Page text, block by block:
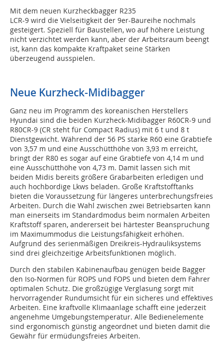
Mit dem neuen Kurzheckbagger R235
LCR-9 wird die Vielseitigkeit der 9er-Baureihe nochmals
gesteigert. Speziell für Baustellen, wo auf höhere Leistung
nicht verzichtet werden kann, aber der Arbeitsraum beengt
ist, kann das kompakte Kraftpaket seine Stärken
überzeugend ausspielen.
Neue Kurzheck-Midibagger
Ganz neu im Programm des koreanischen Herstellers
Hyundai sind die beiden Kurzheck-Midibagger R60CR-9 und
R80CR-9 (CR steht für Compact Radius) mit 6 t und 8 t
Dienstgewicht. Während der 56 PS starke R60 eine Grabtiefe
von 3,57 m und eine Ausschütthöhe von 3,93 m erreicht,
bringt der R80 es sogar auf eine Grabtiefe von 4,14 m und
eine Ausschütthöhe von 4,73 m. Damit lassen sich mit
beiden Midis bereits größere Grabarbeiten erledigen und
auch hochbordige Lkws beladen. Große Kraftstofftanks
bieten die Voraussetzung für längeres unterbrechungsfreies
Arbeiten. Durch die Wahl zwischen zwei Betriebsarten kann
man einerseits im Standardmodus beim normalen Arbeiten
Kraftstoff sparen, andererseit bei härtester Beanspruchung
im Maximummodus die Leistungsfähigkeit erhöhen.
Aufgrund des serienmäßigen Dreikreis-Hydrauliksystems
sind drei gleichzeitige Arbeitsfunktionen möglich.
Durch den stabilen Kabinenaufbau genügen beide Bagger
den Iso-Normen für ROPS und FOPS und bieten dem Fahrer
optimalen Schutz. Die großzügige Verglasung sorgt mit
hervorragender Rundumsicht für ein sicheres und effektives
Arbeiten. Eine kraftvolle Klimaanlage schafft eine jederzeit
angenehme Umgebungstemperatur. Alle Bedienelemente
sind ergonomisch günstig angeordnet und bieten damit die
Gewähr für ermüdungsfreies Arbeiten.